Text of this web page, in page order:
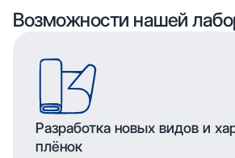
долговечность изображения.
мельчайшими деталями.
обеспечивает насыщенность
Возможности нашей
Разработка новых видов и
плёнок